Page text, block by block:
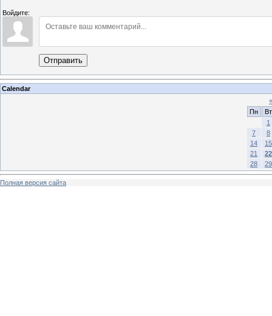
Войдите:
Отправить
Calendar
«
Пн
Вт
1
7
8
14
15
21
22
28
29
Полная версия сайта